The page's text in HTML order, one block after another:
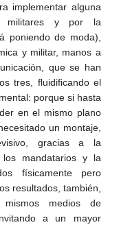
implementar alguna
militares y por la
poniendo de moda),
y militar, manos a
que se han
tres, fluidificando el
porque si hasta
en el mismo plano
un montaje,
gracias a la
mandatarios y la
físicamente pero
resultados, también,
medios de
a un mayor